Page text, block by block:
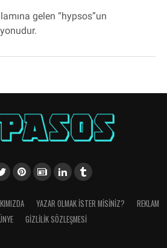
gelen “hypsos”un
YAZAR OLMAK İSTER MISINIZ?
REKLAM
GIZLILIK SÖZLEŞMESI